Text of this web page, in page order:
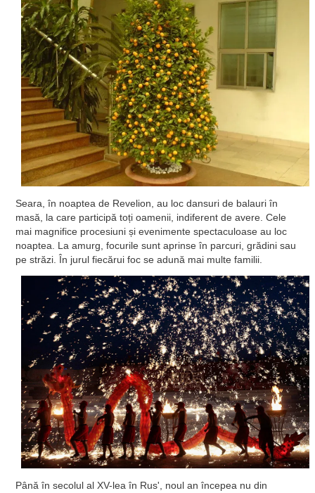
Seara, în noaptea de Revelion, au loc dansuri de balauri în
masă, la care participă toți oamenii, indiferent de avere. Cele
mai magnifice procesiuni și evenimente spectaculoase au loc
noaptea. La amurg, focurile sunt aprinse în parcuri, grădini sau
pe străzi. În jurul fiecărui foc se adună mai multe familii.
Până în secolul al XV-lea în Rus', noul an începea nu din